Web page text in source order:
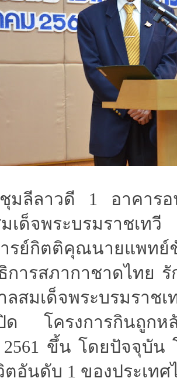
มลีลาวดี 1 อาคา
มเด็จพระบรมร
รย์กิตติคุณนายแพท
การสภากาชาดไทย
ลสมเด็จพระบรมรา
ปิด โครงการกินถูก
2561 ขึ้น โดยปัจจุบัน
ตอันดับ 1 ของประเท